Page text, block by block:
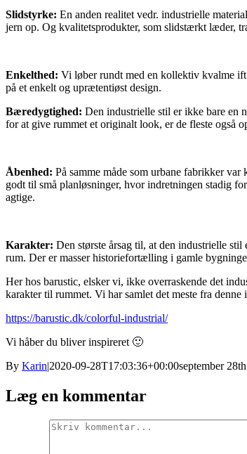
Slidstyrke: En anden realitet vedr. industrielle
jern op. Og kvalitetsprodukter, som slidstærkt læder,
Enkelthed: Vi løber rundt med en kollektiv kvalme
på et enkelt og uprætentiøst design.
Bæredygtighed: Den industrielle stil er ikke bare en
for at give rummet et originalt look, er de fleste også
Åbenhed: På samme måde som urbane fabrikker
godt til små planløsninger, hvor indretningen stadig
agtige.
Karakter: Den største årsag til, at den industrielle
rum. Der er masser historiefortælling i gamle
Her hos barustic, elsker vi, ikke overraskende det
karakter til rummet. Vi har samlet det meste fra
https://barustic.dk/colorful-industrial/
Vi håber du bliver inspireret 🙂
By Karin|2020-09-28T17:03:36+00:00september
Læg en kommentar